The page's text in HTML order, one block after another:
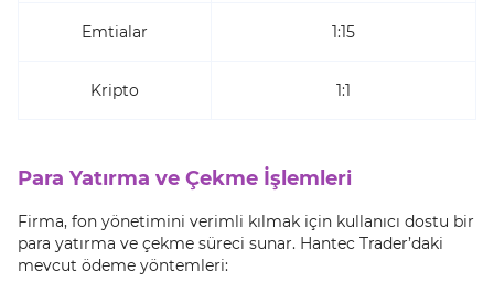
Emtialar 1:15
Kripto 1:1
Para Yatırma ve Çekme İşlemleri
Firma, fon yönetimini verimli kılmak için kullanıcı dostu bir
para yatırma ve çekme süreci sunar. Hantec Trader’daki
mevcut ödeme yöntemleri: